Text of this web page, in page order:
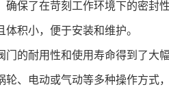
保了在苛刻工作环境下的密封
积小，便于安装和维护。
的耐用性和使用寿命得到了大幅
、电动或气动等多种操作方式